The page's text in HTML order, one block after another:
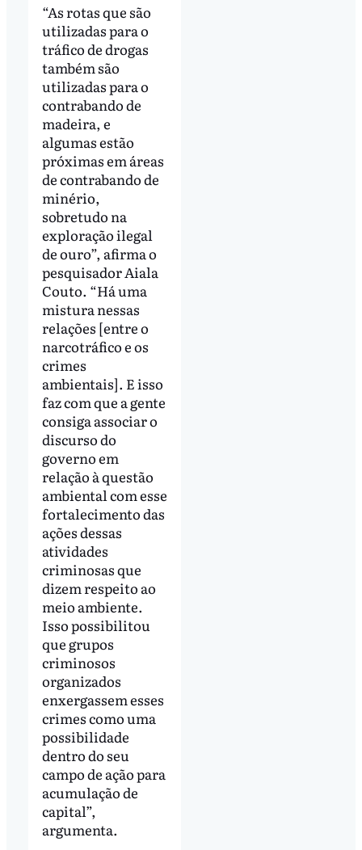
“As rotas que são
utilizadas para o
tráfico de drogas
também são
utilizadas para o
contrabando de
madeira, e
algumas estão
próximas em áreas
de contrabando de
minério,
sobretudo na
exploração ilegal
de ouro”, afirma o
pesquisador Aiala
Couto. “Há uma
mistura nessas
relações [entre o
narcotráfico e os
crimes
ambientais]. E isso
faz com que a gente
consiga associar o
discurso do
governo em
relação à questão
ambiental com esse
fortalecimento das
ações dessas
atividades
criminosas que
dizem respeito ao
meio ambiente.
Isso possibilitou
que grupos
criminosos
organizados
enxergassem esses
crimes como uma
possibilidade
dentro do seu
campo de ação para
acumulação de
capital”,
argumenta.